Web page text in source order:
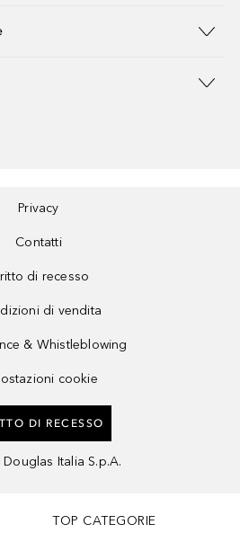
Privacy
Contatti
di recesso
di vendita
& Whistleblowing
cookie
DI RECESSO
Douglas Italia S.p.A.
TOP CATEGORIE